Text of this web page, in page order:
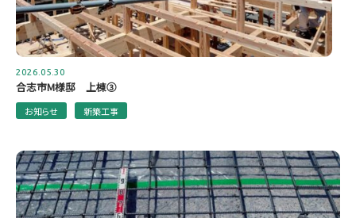
2026.05.30
合志市M様邸 上棟③
お知らせ 新築工事